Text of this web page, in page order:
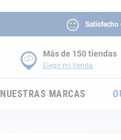
Satisfecho
Más de 150 tiendas
Elegir mi tienda
NUESTRAS MARCAS